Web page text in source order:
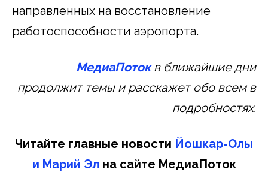
направленных на восстановление
работоспособности аэропорта.
МедиаПотокв ближайшие дни
продолжит темы и расскажет обо всем в
подробностях.
Читайте главные новости Йошкар-Олы
и Марий Эл на сайте МедиаПоток